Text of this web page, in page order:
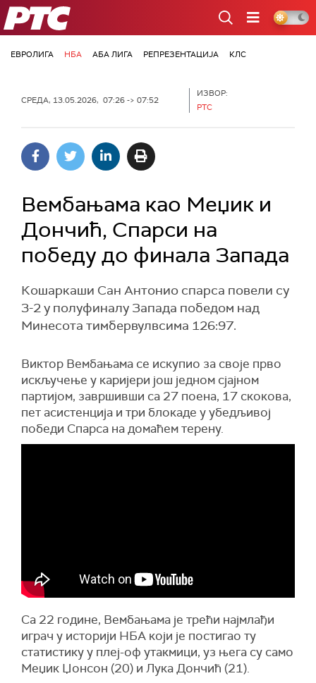
РТС
ЕВРОЛИГА НБА АБА ЛИГА РЕПРЕЗЕНТАЦИЈА КЛС
СРЕДА, 13.05.2026, 07:26 -> 07:52
ИЗВОР:
РТС
Вембањама као Меџик и
Дончић, Спарси на
победу до финала Запада
Кошаркаши Сан Антонио спарса повели су
3-2 у полуфиналу Запада победом над
Минесота тимбервулвсима 126:97.
Виктор Вембањама се искупио за своје прво
искључење у каријери још једном сјајном
партијом, завршивши са 27 поена, 17 скокова,
пет асистенција и три блокаде у убедљивој
победи Спарса на домаћем терену.
Са 22 године, Вембањама је трећи најмлађи
играч у историји НБА који је постигао ту
статистику у плеј-оф утакмици, уз њега су само
Меџик Џонсон (20) и Лука Дончић (21).